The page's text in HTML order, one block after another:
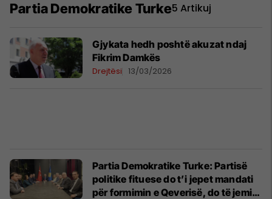
Partia Demokratike Turke5 Artikuj
Gjykata hedh poshtë akuzat ndaj
Fikrim Damkës
Drejtësi 13/03/2026
Partia Demokratike Turke: Partisë
politike fituese do t’i jepet mandati
për formimin e Qeverisë, do të jemi